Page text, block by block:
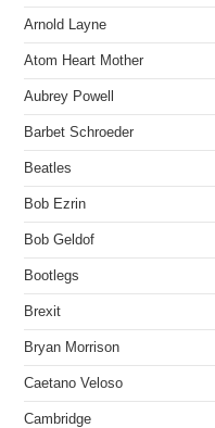
Arnold Layne
Atom Heart Mother
Aubrey Powell
Barbet Schroeder
Beatles
Bob Ezrin
Bob Geldof
Bootlegs
Brexit
Bryan Morrison
Caetano Veloso
Cambridge